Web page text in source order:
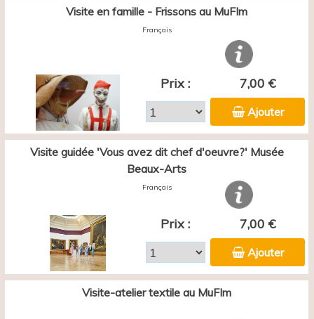
Visite en famille - Frissons au MuFIm
Français
Prix : 7,00 €
Ajouter
Visite guidée 'Vous avez dit chef d'oeuvre?' Musée
Beaux-Arts
Français
Prix : 7,00 €
Ajouter
Visite-atelier textile au MuFIm